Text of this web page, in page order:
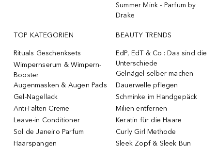
Summer Mink - Parfum by
Drake
TOP KATEGORIEN
Rituals Geschenksets
Wimpernserum & Wimpern-
Booster
Augenmasken & Augen Pads
Gel-Nagellack
Anti-Falten Creme
Leave-in Conditioner
Sol de Janeiro Parfum
Haarspangen
BEAUTY TRENDS
EdP, EdT & Co.: Das sind die
Unterschiede
Gelnägel selber machen
Dauerwelle pflegen
Schminke im Handgepäck
Milien entfernen
Keratin für die Haare
Curly Girl Methode
Sleek Zopf & Sleek Bun